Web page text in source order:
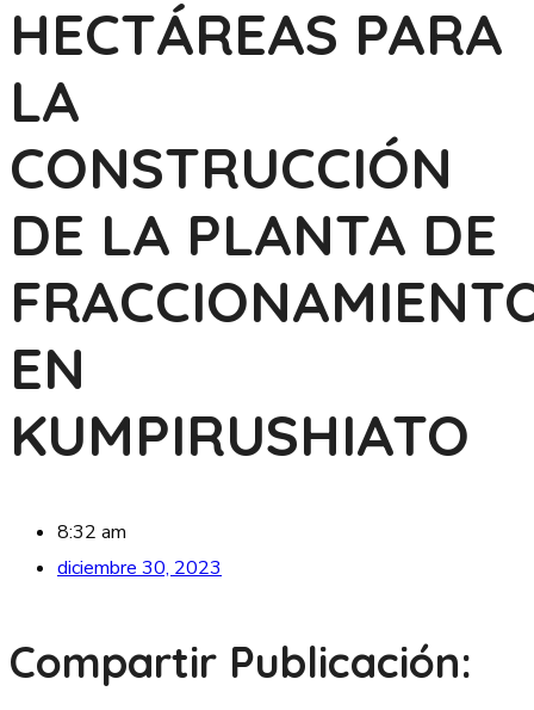
HECTÁREAS PARA
LA
CONSTRUCCIÓN
DE LA PLANTA DE
EN
KUMPIRUSHIATO
8:32 am
diciembre 30, 2023
Compartir Publicación: